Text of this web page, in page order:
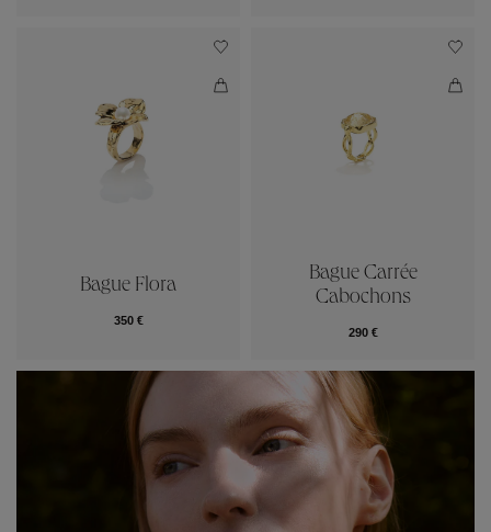
Bague Flora
350 €
Bague Carrée
Cabochons
290 €